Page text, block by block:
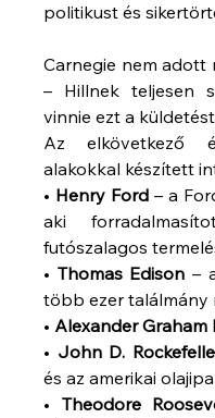
politikust és
Carnegie nem
– Hillnek teljesen
vinnie ezt a
Az elkövetkező
alakokkal készített
• Henry Ford – a
aki
futószalagos
• Thomas Edison –
több ezer találmány
• Alexander Graham
• John D.
és az amerikai
• Theodore